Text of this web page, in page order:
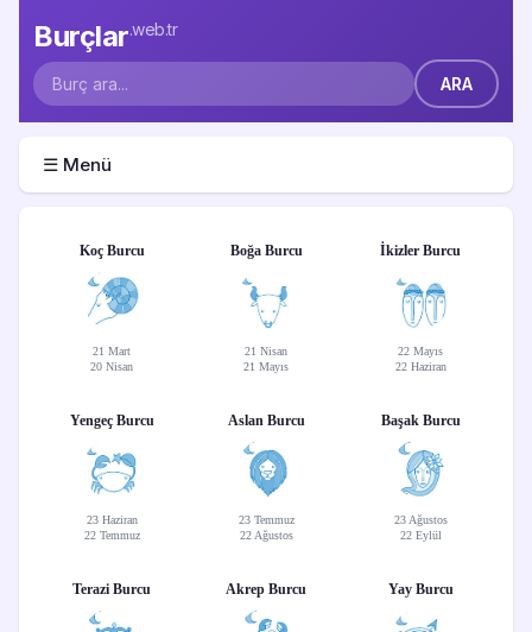
Burçlar.web.tr
☰ Menü
Koç Burcu
21 Mart
20 Nisan
Boğa Burcu
21 Nisan
21 Mayıs
İkizler Burcu
22 Mayıs
22 Haziran
Yengeç Burcu
23 Haziran
22 Temmuz
Aslan Burcu
23 Temmuz
22 Ağustos
Başak Burcu
23 Ağustos
22 Eylül
Terazi Burcu Akrep Burcu Yay Burcu